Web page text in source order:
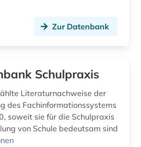
Zur Datenbank
Schulpraxis
Literaturnachweise der
des Fachinformationssystems
soweit sie für die Schulpraxis
von Schule bedeutsam sind